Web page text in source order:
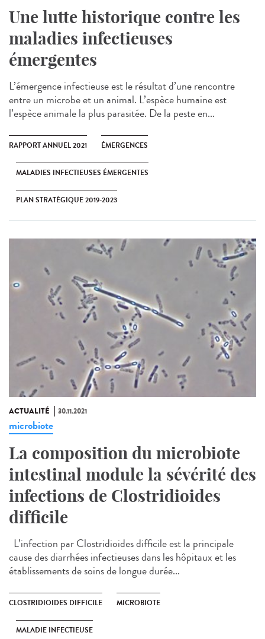
Une lutte historique contre les
maladies infectieuses
émergentes
L’émergence infectieuse est le résultat d’une rencontre
entre un microbe et un animal. L’espèce humaine est
l’espèce animale la plus parasitée. De la peste en...
RAPPORT ANNUEL 2021 ÉMERGENCES
MALADIES INFECTIEUSES ÉMERGENTES
PLAN STRATÉGIQUE 2019-2023
ACTUALITÉ 30.11.2021
microbiote
La composition du microbiote
intestinal module la sévérité des
infections de Clostridioides
difficile
L’infection par Clostridioides difficile est la principale
cause des diarrhées infectieuses dans les hôpitaux et les
établissements de soins de longue durée...
CLOSTRIDIOIDES DIFFICILE MICROBIOTE
MALADIE INFECTIEUSE